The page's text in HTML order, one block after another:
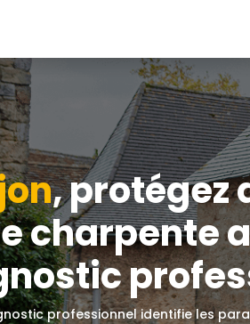
, protégez
charpente
professionnel identifie les